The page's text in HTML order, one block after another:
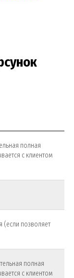
полная
с клиентом
(если позволяет
полная
с клиентом